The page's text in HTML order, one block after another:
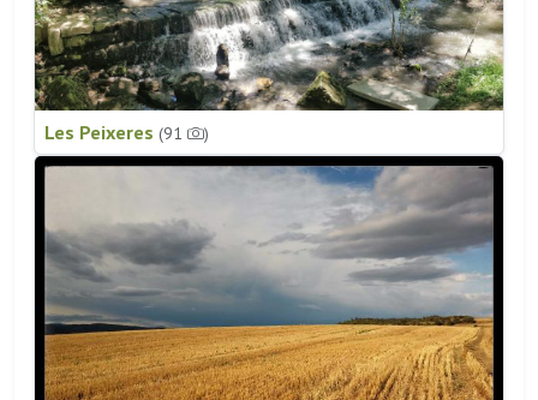
Les Peixeres (91 )